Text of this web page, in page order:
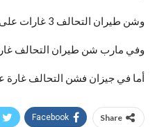
وشن طيران التحالف 3 غارات على مرتزقته في اللواء 35 بمدينة تعز.
وفي مارب شن طيران التحالف
أما في جيزان فشن التحالف غارة
Share
Facebook